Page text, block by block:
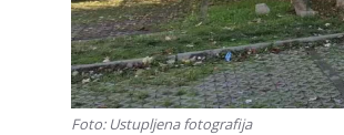
Foto: Ustupljena fotografija